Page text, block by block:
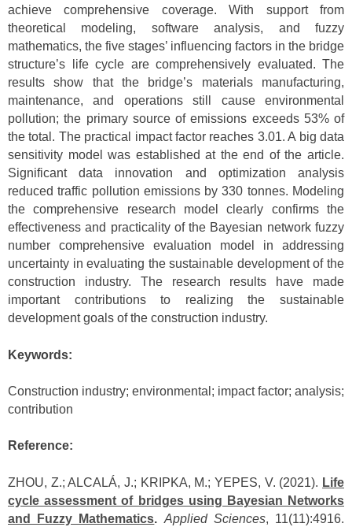
achieve comprehensive coverage. With support from
theoretical modeling, software analysis, and fuzzy
mathematics, the five stages’ influencing factors in the bridge
structure’s life cycle are comprehensively evaluated. The
results show that the bridge’s materials manufacturing,
maintenance, and operations still cause environmental
pollution; the primary source of emissions exceeds 53% of
the total. The practical impact factor reaches 3.01. A big data
sensitivity model was established at the end of the article.
Significant data innovation and optimization analysis
reduced traffic pollution emissions by 330 tonnes. Modeling
the comprehensive research model clearly confirms the
effectiveness and practicality of the Bayesian network fuzzy
number comprehensive evaluation model in addressing
uncertainty in evaluating the sustainable development of the
construction industry. The research results have made
important contributions to realizing the sustainable
development goals of the construction industry.
Keywords:
Construction industry; environmental; impact factor; analysis;
contribution
Reference:
ZHOU, Z.; ALCALÁ, J.; KRIPKA, M.; YEPES, V. (2021). Life
cycle assessment of bridges using Bayesian Networks
and Fuzzy Mathematics. Applied Sciences, 11(11):4916.